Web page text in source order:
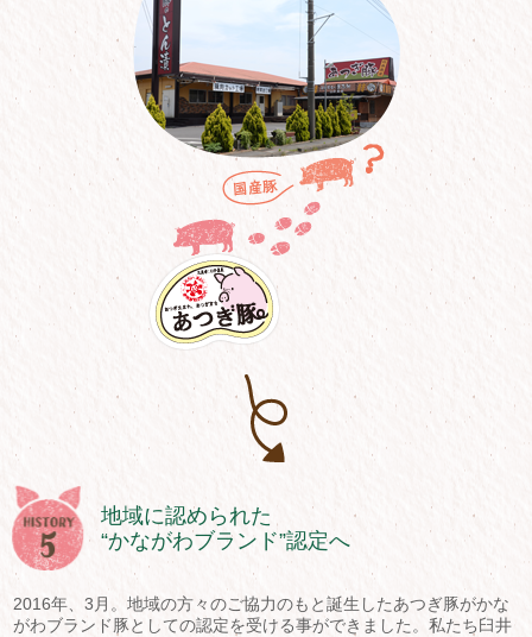
地域に認められた
“かながわブランド”認定へ
2016年、3月。地域の方々のご協力のもと誕生したあつぎ豚がかな
がわブランド豚としての認定を受ける事ができました。私たち臼井